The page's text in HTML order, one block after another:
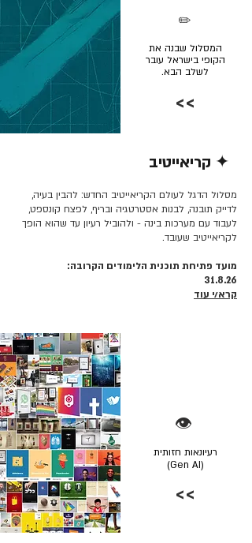
המסלול שבנה את
הקופי בישראל עובר
לשלב הבא.
✏️
>>
✦ קריאייטיב
מסלול הדגל לעולם הקריאייטיב החדש: להבין בעיה,
לדייק תובנה, לבנות אסטרטגיה ובריף, לפצח קונספט,
לעבוד עם מערכות בינה - ולהוביל רעיון עד שהוא הופך
לקריאייטיב שעובד.
מועד פתיחת תוכנית הלימודים הקרובה:
31.8.26
קרא/י עוד
👁️
רעיונאות חזותית
(Gen AI)
>>